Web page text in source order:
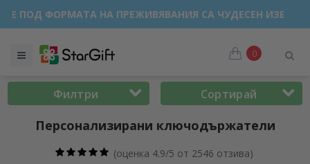
🌴 ДО -40% ОТСТЪПКА ЗА НАД 100
0
Филтри Сортирай
Персонализирани ключодържатели
(оценка 4.9/5 от 2546 отзива)